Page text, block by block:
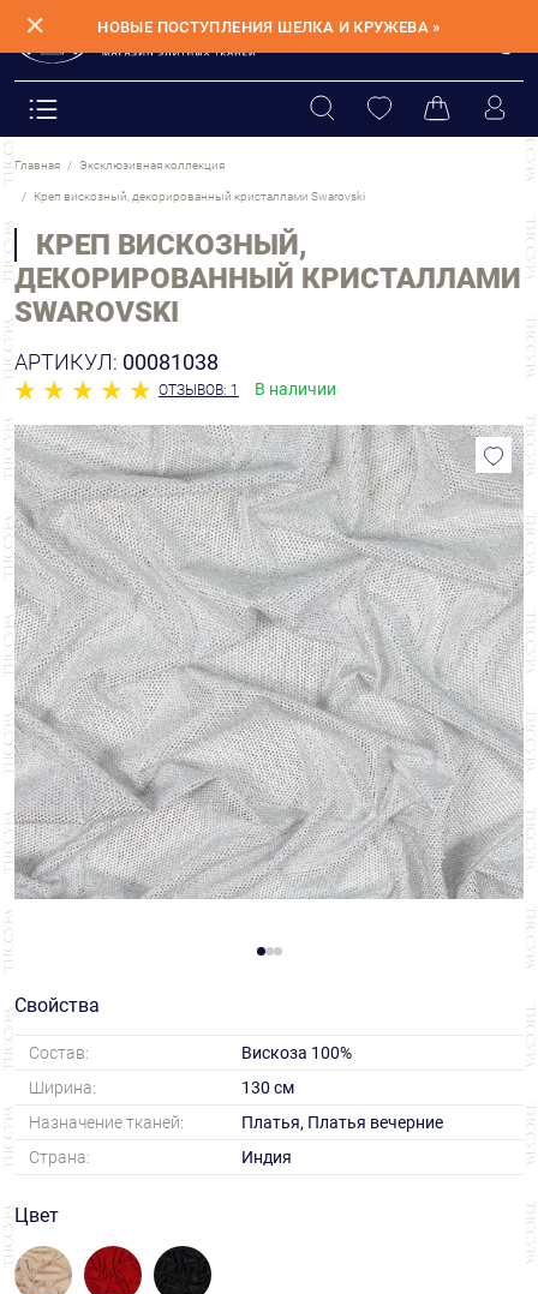
✕ НОВЫЕ ПОСТУПЛЕНИЯ ШЕЛКА И КРУЖЕВА »
Главная Эксклюзивная коллекция
Креп вискозный, декорированный кристаллами Swarovski
КРЕП ВИСКОЗНЫЙ,
ДЕКОРИРОВАННЫЙ КРИСТАЛЛАМИ
SWAROVSKI
АРТИКУЛ: 00081038
ОТЗЫВОВ: 1 В наличии
Свойства
Состав:
Вискоза 100%
Ширина:
130 см
Назначение тканей:
Платья, Платья вечерние
Страна:
Индия
Цвет